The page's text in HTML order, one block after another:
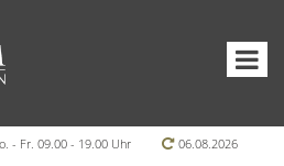
- Fr. 09.00 - 19.00 Uhr
06.08.2026